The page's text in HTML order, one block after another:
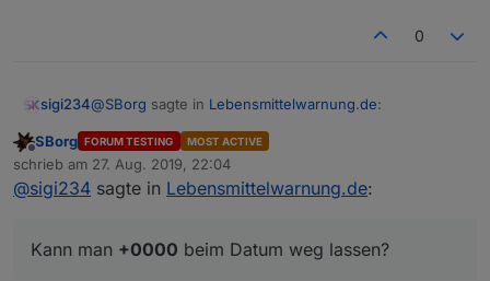
0
sigi234@SBorg sagte in Lebensmittelwarnung.de:
V0.0.2 ist auf GitHub Online: Titel, Link und Datum
hinzugefügt.
Kann man
+0000beim Datum weg lassen?
Offline
SBorg FORUM TESTING MOST ACTIVE
schrieb am 27. Aug. 2019, 22:04
zuletzt editiert von
@sigi234 sagte in Lebensmittelwarnung.de:
Kann man +0000 beim Datum weg lassen?